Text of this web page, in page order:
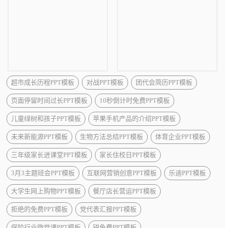
超市成长历程PPT模板 对战PPT模板 团代会简历PPT模板
页面停留时间过长PPT模板 10秒倒计时免费PPT模板
儿童绿树和孩子PPT模板 苹果手机产品的介绍PPT模板
未来新能源PPT模板 生物方法总结PPT模板 体育企业PPT模板
三年级家长进课堂PPT模板 家长住校日PPT模板
3月3主题班会PPT模板 互联网营销创意PPT模板 乐迪PPT模板
大学生网上购物PPT模板 餐厅店长营运PPT模板
拒绝的免费PPT模板 党代表汇报PPT模板